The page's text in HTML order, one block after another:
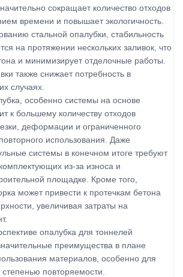
сокращает количество отходов
времени и повышает экологичность.
стальной опалубки, стабильность
на протяжении нескольких заливок, что
и минимизирует отделочные работы.
также снижает потребность в
случаях.
особенно системы на основе
к большему количеству отходов
деформации и ограниченного
использования. Даже
системы в конечном итоге требуют
из-за износа и
площадке. Кроме того,
может привести к протечкам бетона
увеличивая затраты на
опалубка для тоннелей
преимущества в плане
материалов, особенно для
повторяемости.